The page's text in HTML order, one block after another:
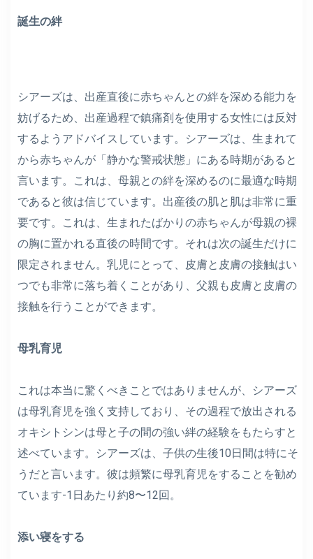
誕生の絆
シアーズは、出産直後に赤ちゃんとの絆を深める能力を
妨げるため、出産過程で鎮痛剤を使用する女性には反対
するようアドバイスしています。シアーズは、生まれて
から赤ちゃんが「静かな警戒状態」にある時期があると
言います。これは、母親との絆を深めるのに最適な時期
であると彼は信じています。出産後の肌と肌は非常に重
要です。これは、生まれたばかりの赤ちゃんが母親の裸
の胸に置かれる直後の時間です。それは次の誕生だけに
限定されません。乳児にとって、皮膚と皮膚の接触はい
つでも非常に落ち着くことがあり、父親も皮膚と皮膚の
接触を行うことができます。
母乳育児
これは本当に驚くべきことではありませんが、シアーズ
は母乳育児を強く支持しており、その過程で放出される
オキシトシンは母と子の間の強い絆の経験をもたらすと
述べています。シアーズは、子供の生後10日間は特にそ
うだと言います。彼は頻繁に母乳育児をすることを勧め
ています-1日あたり約8〜12回。
添い寝をする